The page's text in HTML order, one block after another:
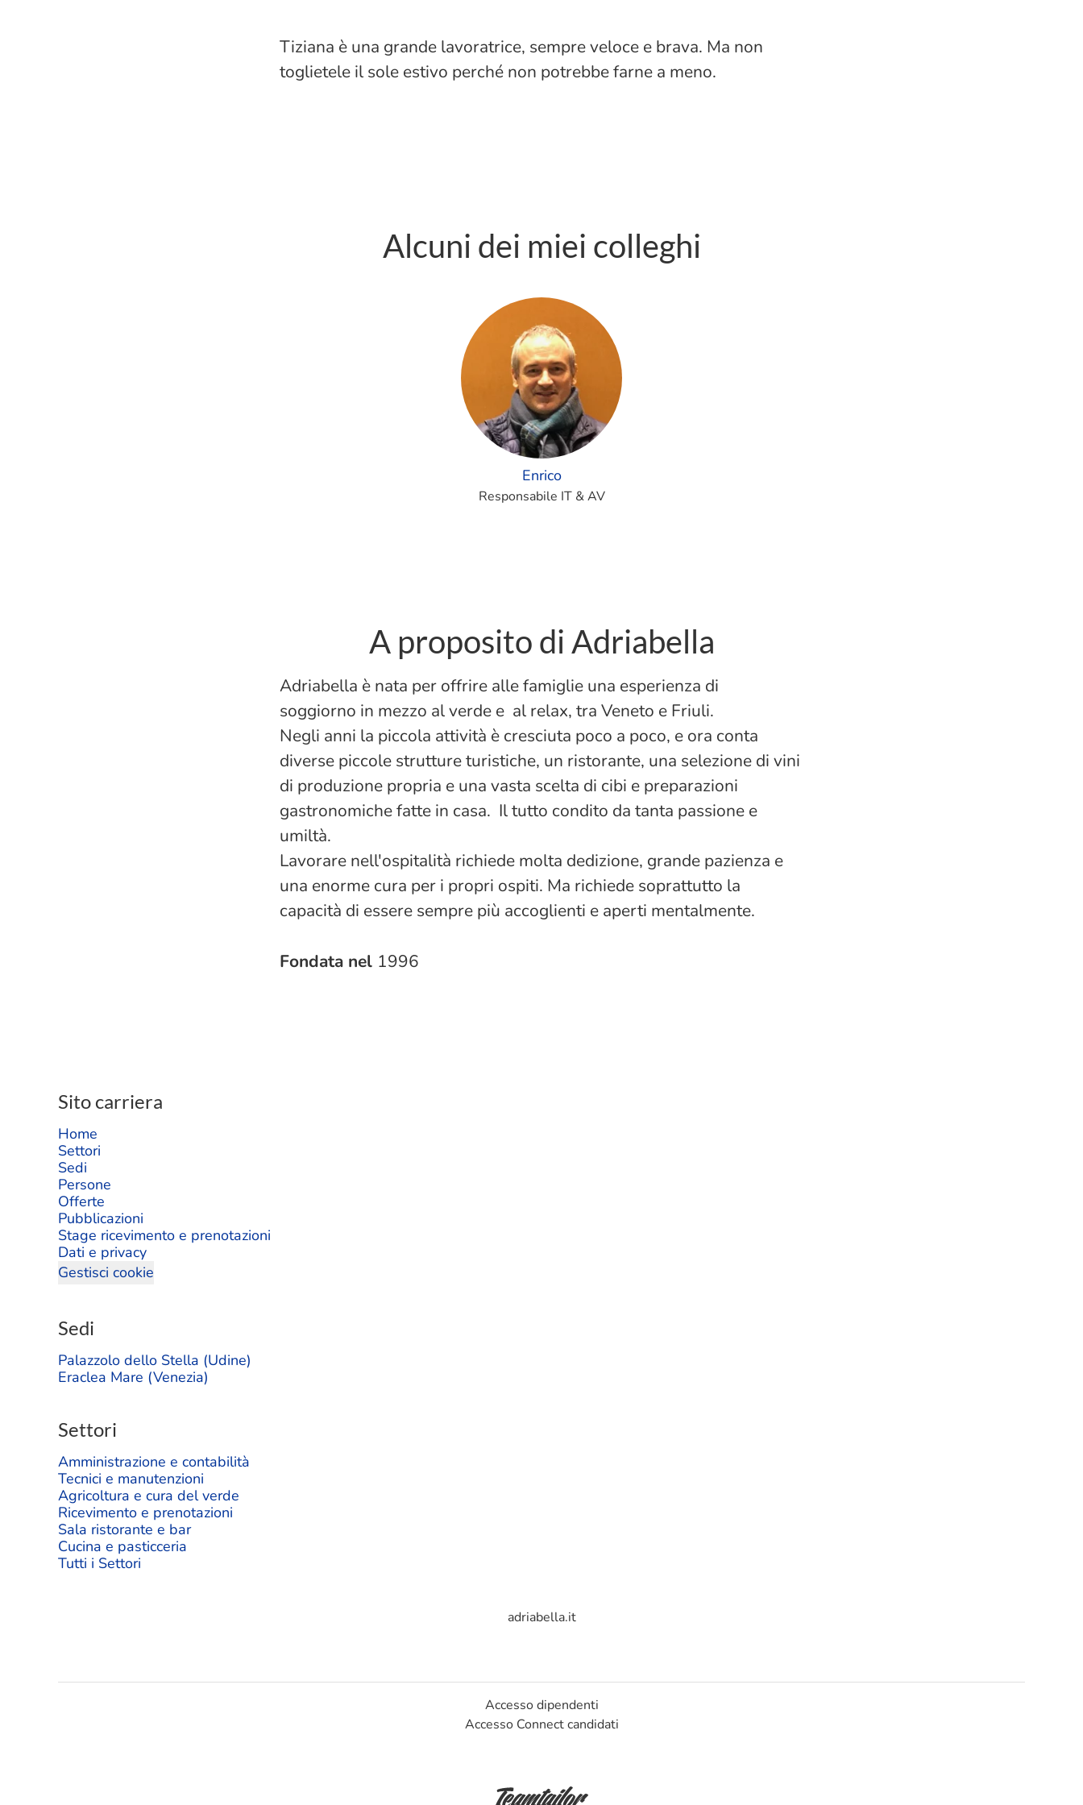
Tiziana è una grande lavoratrice, sempre veloce e brava. Ma non
toglietele il sole estivo perché non potrebbe farne a meno.
Alcuni dei miei colleghi
Enrico
Responsabile IT & AV
A proposito di Adriabella
Adriabella è nata per offrire alle famiglie una esperienza di
soggiorno in mezzo al verde e al relax, tra Veneto e Friuli.
Negli anni la piccola attività è cresciuta poco a poco, e ora conta
diverse piccole strutture turistiche, un ristorante, una selezione di vini
di produzione propria e una vasta scelta di cibi e preparazioni
gastronomiche fatte in casa. Il tutto condito da tanta passione e
umiltà.
Lavorare nell'ospitalità richiede molta dedizione, grande pazienza e
una enorme cura per i propri ospiti. Ma richiede soprattutto la
capacità di essere sempre più accoglienti e aperti mentalmente.
Fondata nel 1996
Sito carriera
Home
Settori
Sedi
Persone
Offerte
Pubblicazioni
Stage ricevimento e prenotazioni
Dati e privacy
Gestisci cookie
Sedi
Palazzolo dello Stella (Udine)
Eraclea Mare (Venezia)
Settori
Amministrazione e contabilità
Tecnici e manutenzioni
Agricoltura e cura del verde
Ricevimento e prenotazioni
Sala ristorante e bar
Cucina e pasticceria
Tutti i Settori
adriabella.it
Accesso dipendenti
Accesso Connect candidati